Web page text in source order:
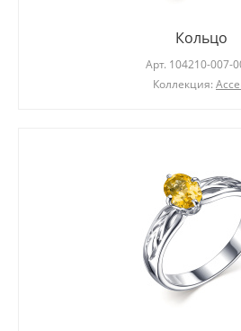
Кольцо
Арт. 104210-007-
Коллекция: